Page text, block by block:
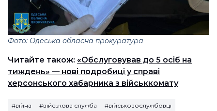
Фото: Одеська обласна прокуратура
Читайте також: «Обслуговував до 5 осіб на
тиждень» — нові подробиці у справі
херсонського хабарника з військкомату
#війна #військова служба #військовослужбовці